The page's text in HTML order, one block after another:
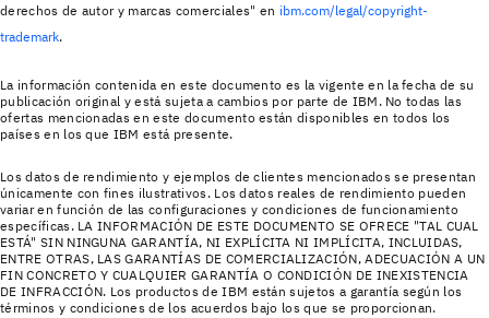
derechos de autor y marcas comerciales" en ibm.com/legal/copyright-
trademark.
La información contenida en este documento es la vigente en la fecha de su
publicación original y está sujeta a cambios por parte de IBM. No todas las
ofertas mencionadas en este documento están disponibles en todos los
países en los que IBM está presente.
Los datos de rendimiento y ejemplos de clientes mencionados se presentan
únicamente con fines ilustrativos. Los datos reales de rendimiento pueden
variar en función de las configuraciones y condiciones de funcionamiento
específicas. LA INFORMACIÓN DE ESTE DOCUMENTO SE OFRECE "TAL CUAL
ESTÁ" SIN NINGUNA GARANTÍA, NI EXPLÍCITA NI IMPLÍCITA, INCLUIDAS,
ENTRE OTRAS, LAS GARANTÍAS DE COMERCIALIZACIÓN, ADECUACIÓN A UN
FIN CONCRETO Y CUALQUIER GARANTÍA O CONDICIÓN DE INEXISTENCIA
DE INFRACCIÓN. Los productos de IBM están sujetos a garantía según los
términos y condiciones de los acuerdos bajo los que se proporcionan.